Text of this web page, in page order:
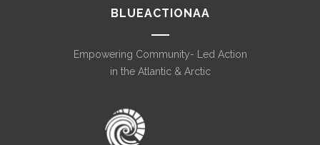
BLUEACTIONAA
Empowering Community- Led Action
in the Atlantic & Arctic